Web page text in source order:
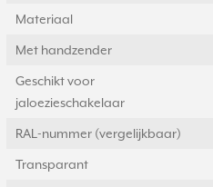
Materiaal
Met handzender
Geschikt voor
jaloezieschakelaar
RAL-nummer (vergelijkbaar)
Transparant